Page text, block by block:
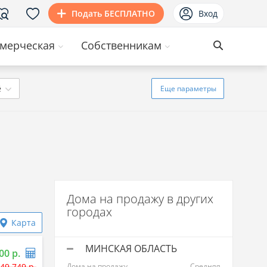
Подать БЕСПЛАТНО Вход
Собственникам
Еще параметры
Карта
р.
Дома на продажу в других
городах
МИНСКАЯ ОБЛАСТЬ